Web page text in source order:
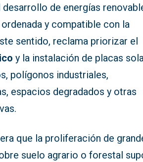
desarrollo de energías
y compatible con la
sentido, reclama priorizar el
y la instalación de placas
polígonos industriales,
espacios degradados y otras
que la proliferación de
suelo agrario o forestal